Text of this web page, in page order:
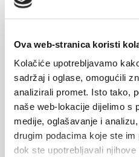
Ova web-stranica koristi
Kolačiće upotrebljavamo
sadržaj i oglase, omogućili
analizirali promet. Isto tako,
naše web-lokacije dijelimo s
medije, oglašavanje i
drugim podacima koje ste
dok ste upotrebljavali
Podatki bodo poslani lastniku
poštnem strežniku.